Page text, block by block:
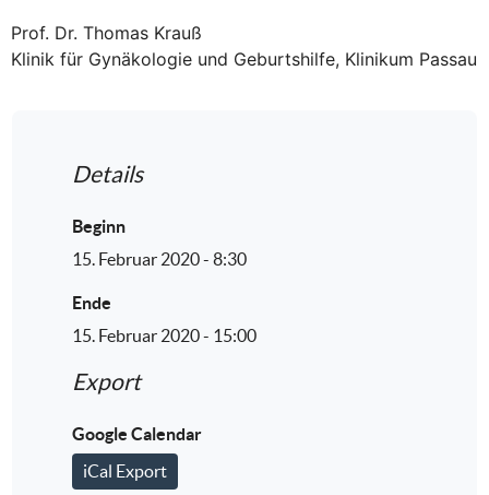
Prof. Dr. Thomas Krauß
Klinik für Gynäkologie und Geburtshilfe, Klinikum Passau
Details
Beginn
15. Februar 2020 - 8:30
Ende
15. Februar 2020 - 15:00
Export
Google Calendar
iCal Export